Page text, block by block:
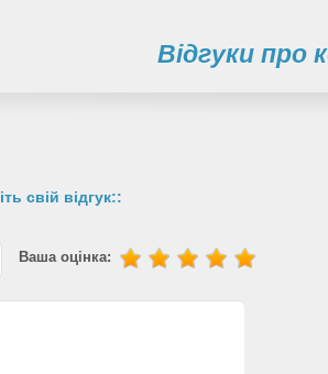
Відгуки про
свій відгук::
Ваша оцінка: